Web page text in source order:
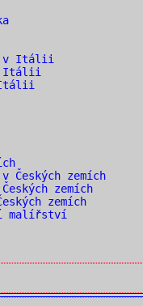
v Itálii
Itálii
Itálii
Českých zemích
zemích
zemích
malířství